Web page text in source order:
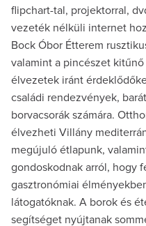
flipchart-tal, projektorral,
vezeték nélküli internet
Bock Óbor Étterem
valamint a pincészet
élvezetek iránt
családi rendezvények,
borvacsorák számára.
élvezheti Villány
megújuló étlapunk,
gondoskodnak arról, hogy
gasztronómiai
látogatóknak. A borok és
segítséget nyújtanak